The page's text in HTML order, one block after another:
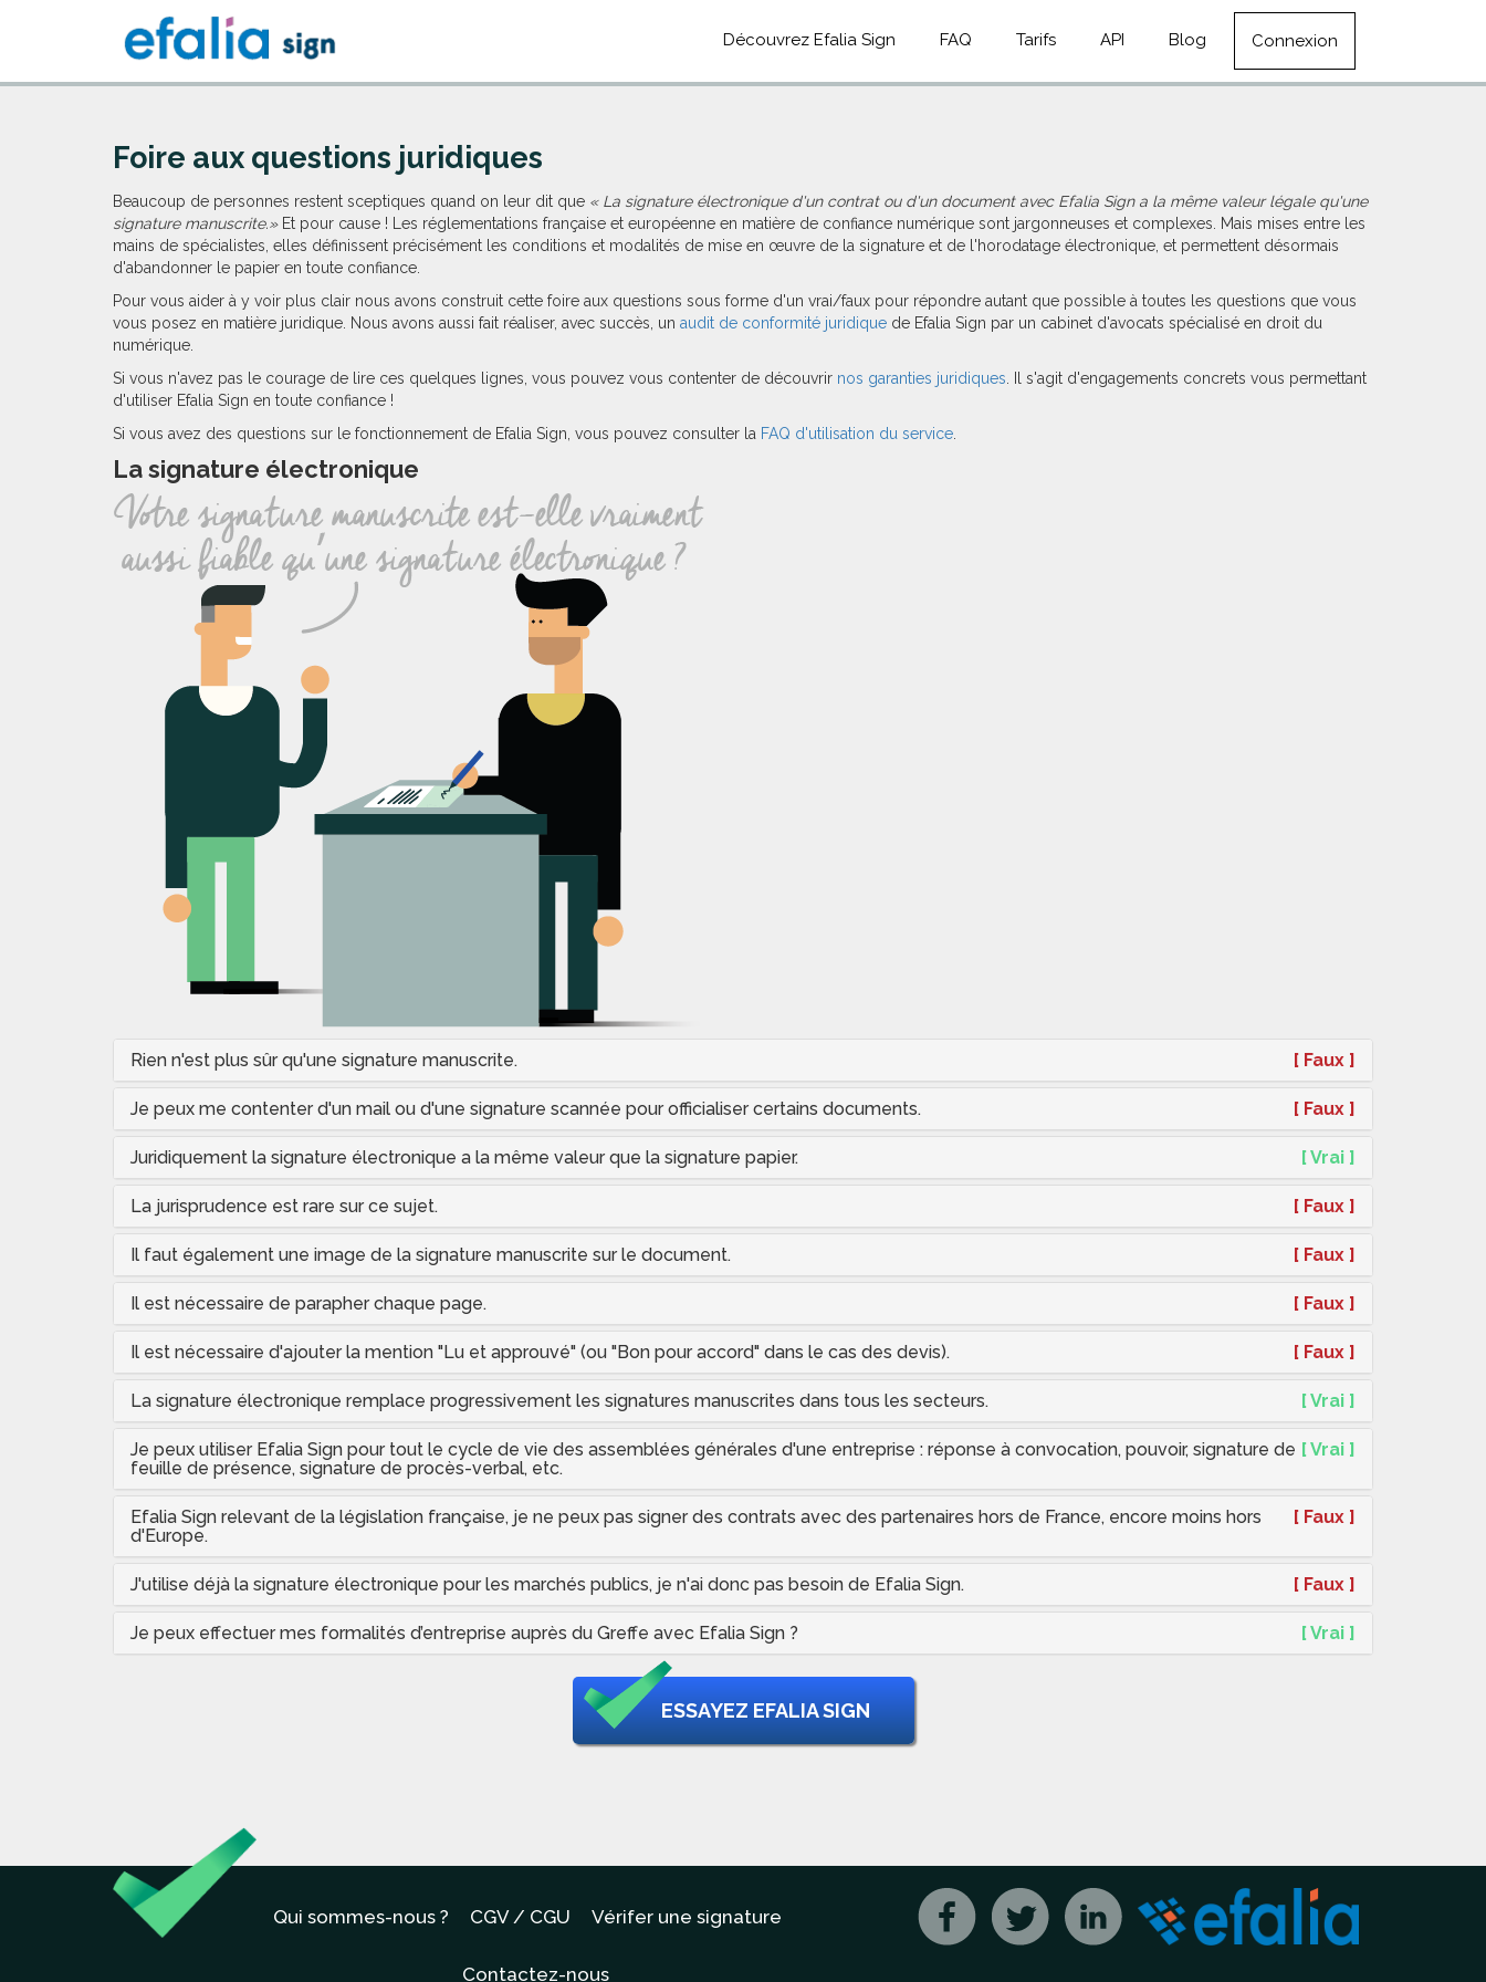
Découvrez Efalia Sign FAQ Tarifs API Blog Connexion
Foire aux questions juridiques
Beaucoup de personnes restent sceptiques quand on leur dit que « La signature électronique d'un contrat ou d'un document avec Efalia Sign a la même valeur légale qu'une
signature manuscrite.»Et pour cause ! Les réglementations française et européenne en matière de confiance numérique sont jargonneuses et complexes. Mais mises entre les
mains de spécialistes, elles définissent précisément les conditions et modalités de mise en œuvre de la signature et de l'horodatage électronique, et permettent désormais
d'abandonner le papier en toute confiance.
Pour vous aider à y voir plus clair nous avons construit cette foire aux questions sous forme d'un vrai/faux pour répondre autant que possible à toutes les questions que vous
vous posez en matière juridique. Nous avons aussi fait réaliser, avec succès, un audit de conformité juridique de Efalia Sign par un cabinet d'avocats spécialisé en droit du
numérique.
Si vous n'avez pas le courage de lire ces quelques lignes, vous pouvez vous contenter de découvrir nos garanties juridiques . Il s'agit d'engagements concrets vous permettant
d'utiliser Efalia Sign en toute confiance !
Si vous avez des questions sur le fonctionnement de Efalia Sign, vous pouvez consulter la FAQ d'utilisation du service
La signature électronique
[ Faux ]
Rien n'est plus sûr qu'une signature manuscrite.
[ Faux ]
Je peux me contenter d'un mail ou d'une signature scannée pour officialiser certains documents.
[ Vrai ]
Juridiquement la signature électronique a la même valeur que la signature papier.
[ Faux ]
La jurisprudence est rare sur ce sujet.
[ Faux ]
Il faut également une image de la signature manuscrite sur le document.
[ Faux ]
Il est nécessaire de parapher chaque page.
[ Faux ]
Il est nécessaire d'ajouter la mention "Lu et approuvé" (ou "Bon pour accord" dans le cas des devis).
[ Vrai ]
La signature électronique remplace progressivement les signatures manuscrites dans tous les secteurs.
[ Vrai ]
Je peux utiliser Efalia Sign pour tout le cycle de vie des assemblées générales d'une entreprise : réponse à convocation, pouvoir, signature de
feuille de présence, signature de procès-verbal, etc.
[ Faux ]
Efalia Sign relevant de la législation française, je ne peux pas signer des contrats avec des partenaires hors de France, encore moins hors
d'Europe.
[ Faux ]
J'utilise déjà la signature électronique pour les marchés publics, je n'ai donc pas besoin de Efalia Sign.
[ Vrai ]
Je peux effectuer mes formalités d’entreprise auprès du Greffe avec Efalia Sign ?
ESSAYEZ EFALIA SIGN
Qui sommes-nous ? CGV / CGU Vérifer une signature
Contactez-nous